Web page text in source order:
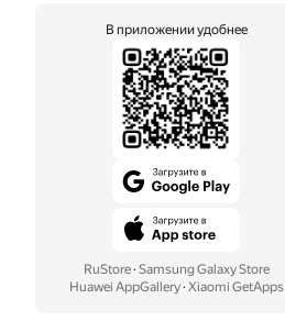
В приложении удобнее
RuStore· Samsung Galaxy Store
Huawei AppGallery· Xiaomi GetApps